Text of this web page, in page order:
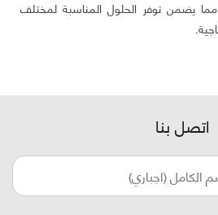
مما يضمن توفر الحلول المناسبة لمختلف
اتصل بنا